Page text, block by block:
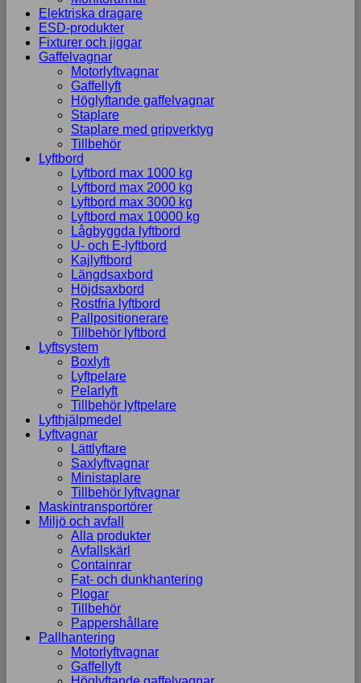
Elektriska dragare
ESD-produkter
Fixturer och jiggar
Gaffelvagnar
Motorlyftvagnar
Gaffellyft
Höglyftande gaffelvagnar
Staplare
Staplare med gripverktyg
Tillbehör
Lyftbord
Lyftbord max 1000 kg
Lyftbord max 2000 kg
Lyftbord max 3000 kg
Lyftbord max 10000 kg
Lågbyggda lyftbord
U- och E-lyftbord
Kajlyftbord
Längdsaxbord
Höjdsaxbord
Rostfria lyftbord
Pallpositionerare
Tillbehör lyftbord
Lyftsystem
Boxlyft
Lyftpelare
Pelarlyft
Tillbehör lyftpelare
Lyfthjälpmedel
Lyftvagnar
Lättlyftare
Saxlyftvagnar
Ministaplare
Tillbehör lyftvagnar
Maskintransportörer
Miljö och avfall
Alla produkter
Avfallskärl
Containrar
Fat- och dunkhantering
Plogar
Tillbehör
Pappershållare
Pallhantering
Motorlyftvagnar
Gaffellyft